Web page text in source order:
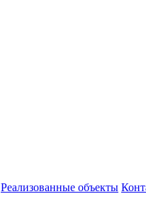
Реализованные объекты